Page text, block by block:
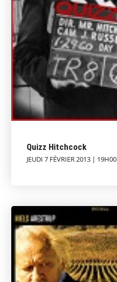
Quizz Hitchcock
JEUDI 7 FÉVRIER 2013 | 19H00